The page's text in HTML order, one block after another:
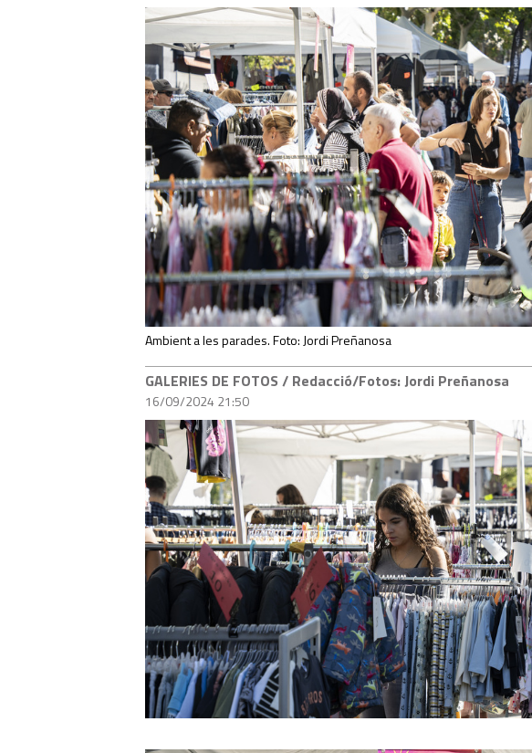
Ambient a les parades. Foto: Jordi Preñanosa
GALERIES DE FOTOS / Redacció/Fotos: Jordi Preñanosa
16/09/2024 21:50